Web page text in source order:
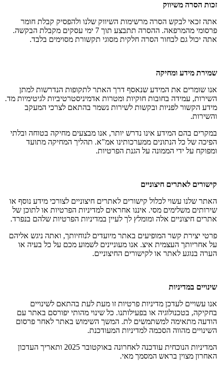
זכות הסרה משיווק
אתה זכאי לבקש הסרה מרשימות השיווק שלנו ולהפסיק קבלת חומר
פרסומי מהמרפאה. ההסרה תתבצע תוך 7 ימי עסקים מקבלת הבקשה.
אתה יכול גם לבחור הסרה חלקית מסוגי תקשורת מסוימים בלבד.
שמירת מידע ומחיקה
אנו שומרים את המידע שנאסף דרך האתר לתקופות הנדרשות למתן
השירות, עמידה בחובות חוקיות ומטרות אדמיניסטרטיביות לגיטימיות מד.
מידע הקשור לפניות ובקשות לשירות נשמר בהתאם לצרכי המעקב
והשירות.
במקרים בהם המידע אינו נדרש יותר, אנו מבצעים מחיקה בטוחה ובלתי
הפיכה של כל הנתונים ממערכותינו אמ"א. תהליך המחיקה מתועד
ומפוקח על ידי הממונה על הגנת הפרטיות.
קישורים לאתרים חיצוניים
האתר שלנו עשוי לכלול קישורים לאתרים חיצוניים לצורכי מידע נוסף או
שירותים משלימים מסי. איננו אחראים למדיניות הפרטיות או לתוכן של
אתרים חיצוניים אלה ומומלץ לך לעיין במדיניות הפרטיות שלהם בנפרד.
פרטי יצירת קשר המופיעים באתר מיועדים לנוחיותך, ואתה ניגש אליהם
על אחריותך העצמית איצ. אנו מעוניינים לשמוע מכם על כל בעיה או
הערה בנוגע לאתר או לקישורים החיצוניים.
שינויים במדיניות
אנו עשויים לעדכן מדיניות פרטיות זו מעת לעת בהתאם לשינויים
בחקיקה, בטכנולוגיה או בפעילותנו. כל שינוי מהותי יפורסם באתר עם
הודעה מתאימה למשתמשים לת. המשך השימוש באתר לאחר פרסום
השינויים מהווה הסכמה למדיניות המעודכנת.
המדיניות הנוכחית עודכנה לאחרונה באוקטובר 2025 ותאריך העדכון
האחרון מצוין בראש המסמך מאי.